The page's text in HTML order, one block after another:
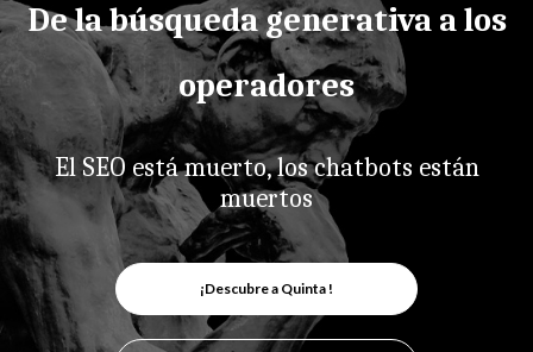
De la búsqueda generativa a los
operadores
El SEO está muerto, los chatbots están
muertos
¡Descubre a Quinta !